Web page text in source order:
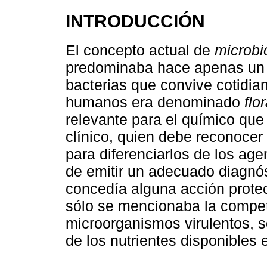
INTRODUCCIÓN
El concepto actual de
predominaba hace apenas
bacterias que convive
humanos era denominado
relevante para el químico
clínico, quien debe
para diferenciarlos de los
de emitir un adecuado
concedía alguna acción
sólo se mencionaba la
microorganismos virulentos,
de los nutrientes disponibles